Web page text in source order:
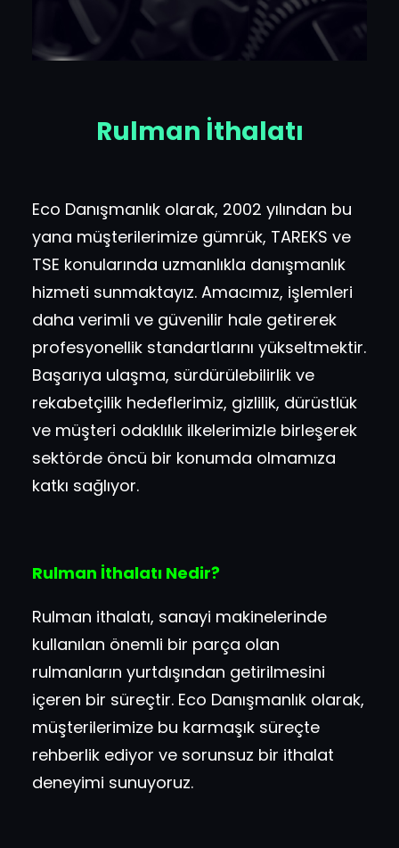
Rulman İthalatı
Eco Danışmanlık olarak, 2002 yılından bu
yana müşterilerimize gümrük, TAREKS ve
TSE konularında uzmanlıkla danışmanlık
hizmeti sunmaktayız. Amacımız, işlemleri
daha verimli ve güvenilir hale getirerek
profesyonellik standartlarını yükseltmektir.
Başarıya ulaşma, sürdürülebilirlik ve
rekabetçilik hedeflerimiz, gizlilik, dürüstlük
ve müşteri odaklılık ilkelerimizle birleşerek
sektörde öncü bir konumda olmamıza
katkı sağlıyor.
Rulman İthalatı Nedir?
Rulman ithalatı, sanayi makinelerinde
kullanılan önemli bir parça olan
rulmanların yurtdışından getirilmesini
içeren bir süreçtir. Eco Danışmanlık olarak,
müşterilerimize bu karmaşık süreçte
rehberlik ediyor ve sorunsuz bir ithalat
deneyimi sunuyoruz.